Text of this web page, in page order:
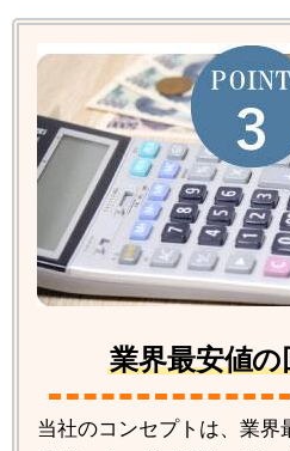
業界最安値
当社のコンセプトは、業界